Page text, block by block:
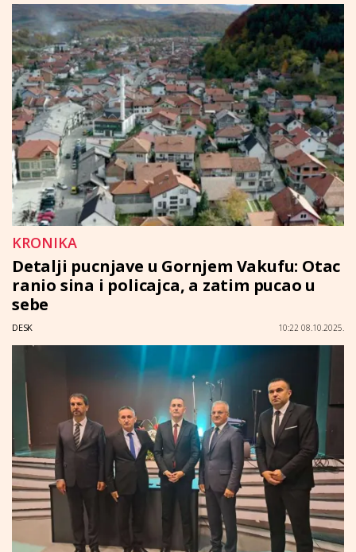
KRONIKA
Detalji pucnjave u Gornjem Vakufu: Otac
ranio sina i policajca, a zatim pucao u
sebe
DESK 10:22 08.10.2025.